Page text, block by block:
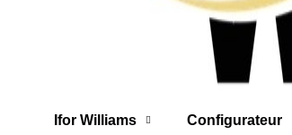
Ifor Williams Configurateur